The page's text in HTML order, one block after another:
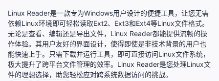
Linux Reader是一款专为Windows用户设计的便捷工具，让您无需
依赖Linux环境即可轻松读取Ext2、Ext3和Ext4等Linux文件格式。
无论是查看、编辑还是导出文件，Linux Reader都能提供流畅的操
作体验。其用户友好的界面设计，使得即使是非技术背景的用户也
能快速上手。只需下载并运行工具，即可直接访问Linux文件系统，
极大提升了跨平台文件管理的效率。Linux Reader是您处理Linux文
件的理想选择，助您轻松应对跨系统数据访问的挑战。